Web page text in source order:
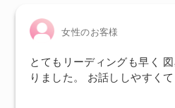
女性のお客様
とてもリーディングも早く
りました。 お話ししやすくて